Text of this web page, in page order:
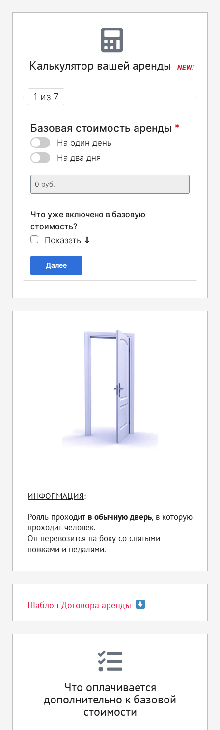
Калькулятор вашей аренды NEW!
1 из 7
Базовая стоимость аренды *
На один день
На два дня
Что уже включено в базовую
стоимость?
Показать ⇩
Далее
ИНФОРМАЦИЯ:
Рояль проходит в обычную дверь, в которую
проходит человек.
Он перевозится на боку со снятыми
ножками и педалями.
Шаблон Договора аренды
Что оплачивается
дополнительно к базовой
стоимости